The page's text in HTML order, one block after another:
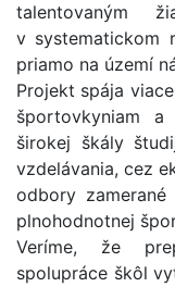
talentovaným
v systematickom
priamo na území
Projekt spája
športovkyniam
širokej škály
vzdelávania, cez
odbory
plnohodnotnej
Veríme, že
spolupráce škôl